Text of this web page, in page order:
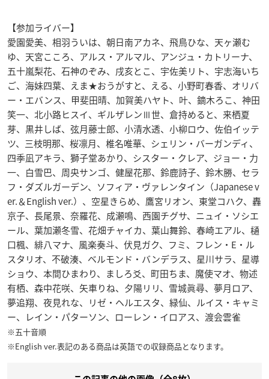
【参加ライバー】
愛園愛美、相羽ういは、朝日南アカネ、飛鳥ひな、天ヶ瀬む
ゆ、天宮こころ、アルス・アルマル、アンジュ・カトリーナ、
五十嵐梨花、石神のぞみ、戌亥とこ、宇佐美リト、宇志海いち
ご、海妹四葉、えま★おうがすと、える、小野町春香、オリバ
ー・エバンス、甲斐田晴、加賀美ハヤト、叶、鏑木ろこ、神田
笑一、北小路ヒスイ、ギルザレンⅢ世、倉持めると、来栖夏
芽、黒井しば、弦月藤士郎、小清水透、小柳ロウ、佐伯イッテ
ツ、三枝明那、桜凛月、椎名唯華、シェリン・バーガンディ、
四季凪アキラ、獅子堂あかり、シスター・クレア、ジョー・力
一、白雪巴、周央サンゴ、健屋花那、鈴鹿詩子、鈴木勝、セラ
フ・ダズルガーデン、ソフィア・ヴァレンタイン（Japanese v
er.＆English ver.）、空星きらめ、鷹宮リオン、東堂コハク、轟
京子、長尾景、奈羅花、成瀬鳴、西園チグサ、ニュイ・ソシエ
ール、葉加瀬冬雪、花畑チャイカ、葉山舞鈴、春崎エアル、樋
口楓、緋八マナ、風楽奏斗、伏見ガク、フミ、フレン・E・ル
スタリオ、不破湊、ベルモンド・バンデラス、星川サラ、星導
ショウ、本間ひまわり、ましろ爻、町田ちま、魔使マオ、​物述
有栖、森中花咲、​矢車りね、夕陽リリ、雪城眞尋、夢月ロア、
夢追翔、夜見れな、リゼ・ヘルエスタ、緑仙、ルイス・キャミ
ー、レイン・パターソン、ローレン・イロアス、渡会雲雀
※五十音順
※English ver.表記のある商品は英語での収録商品となります。